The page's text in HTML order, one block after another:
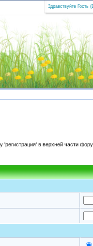
Здравствуйте Гость (
'регистрация' в верхней части